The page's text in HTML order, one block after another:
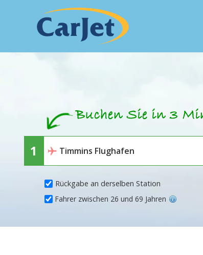
Rückgabe an derselben Station
Fahrer zwischen 26 und 69 Jahren